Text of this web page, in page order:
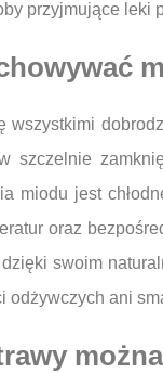
przyjmujące leki
wszystkimi
szczelnie
miodu jest
oraz
dzięki swoim
odżywczych ani